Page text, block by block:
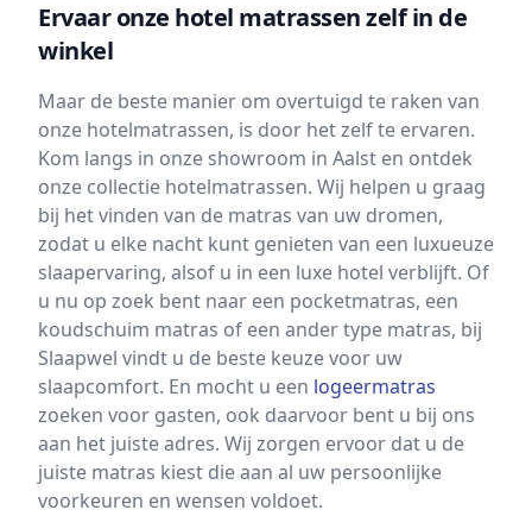
Ervaar onze hotel matrassen zelf in de
winkel
Maar de beste manier om overtuigd te raken van
onze hotelmatrassen, is door het zelf te ervaren.
Kom langs in onze showroom in Aalst en ontdek
onze collectie hotelmatrassen. Wij helpen u graag
bij het vinden van de matras van uw dromen,
zodat u elke nacht kunt genieten van een luxueuze
slaapervaring, alsof u in een luxe hotel verblijft. Of
u nu op zoek bent naar een pocketmatras, een
koudschuim matras of een ander type matras, bij
Slaapwel vindt u de beste keuze voor uw
slaapcomfort. En mocht u een logeermatras
zoeken voor gasten, ook daarvoor bent u bij ons
aan het juiste adres. Wij zorgen ervoor dat u de
juiste matras kiest die aan al uw persoonlijke
voorkeuren en wensen voldoet.